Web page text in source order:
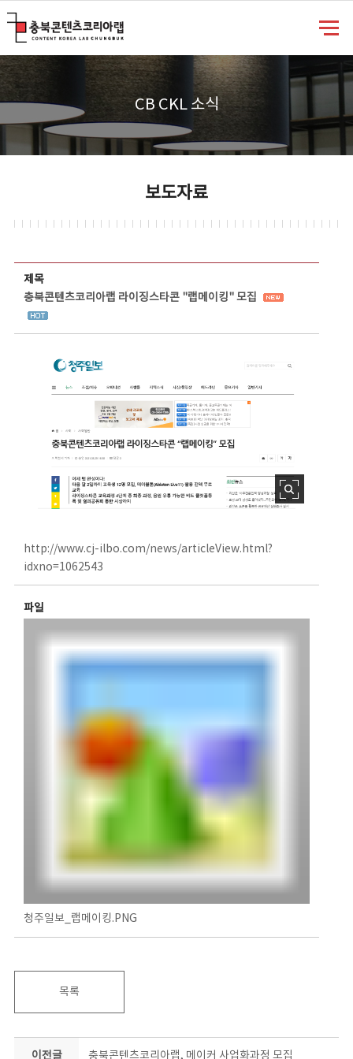
CB CKL 소식
보도자료
제목
충북콘텐츠코리아랩 라이징스타콘 "랩메이킹" 모집
http://www.cj-ilbo.com/news/articleView.html?
idxno=1062543
파일
청주일보_랩메이킹.PNG
목록
이전글 충북콘텐츠코리아랩, 메이커 사업화과정 모집